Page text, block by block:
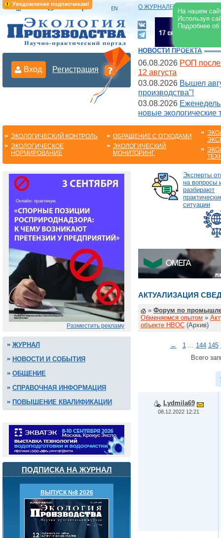
Уведомление подписчикам!
На нашем
Используя
Подробнее
О ЖУРНАЛЕ |
Вход Регистрация
НОВОСТИ ПРОЕКТА
06.08.2026 РОП после
12 августа
03.08.2026 Вышел
производства"!
03.08.2026
новые экологические
ЭКОЛОГИЧЕСКИЙ КОНТРОЛЬ
ЭКОЛОГИЧЕСКОЕ
НОРМИРОВАНИЕ
ОБРАЩЕНИЕ С ОТХОДАМИ
ЭКОЛОГИЧЕСКИЙ
МОНИТОРИНГ
Разместить рекламу
ЖУРНАЛ
НОВОСТИ И СОБЫТИЯ
ОБЩЕНИЕ
СПРАВОЧНАЯ ИНФОРМАЦИЯ
ПОВЫШЕНИЕ КВАЛИФИКАЦИИ
ПОДПИСКА НА ЖУРНАЛ
ВЫПУСК №8 2026
Эксперты
на вопросы
разбирают
ситуации
АКТУАЛИЗАЦИЯ
» Форум по
Обменяемся опытом »
объекте НВОС (Архив)
← 1... 144 145
Всего
Lydmila69
08.12.2022 12:21